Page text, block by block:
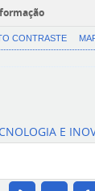
CONTRASTE
E